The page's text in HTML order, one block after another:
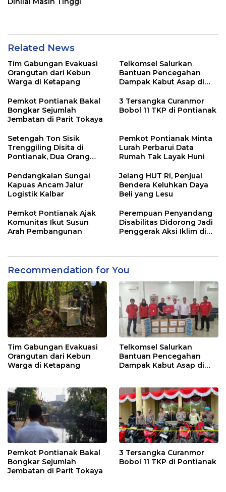
Related News
Tim Gabungan Evakuasi
Orangutan dari Kebun
Warga di Ketapang
Telkomsel Salurkan
Bantuan Pencegahan
Dampak Kabut Asap di
Pemkot Pontianak Bakal
Bongkar Sejumlah
Jembatan di Parit Tokaya
3 Tersangka Curanmor
Bobol 11 TKP di Pontianak
Setengah Ton Sisik
Trenggiling Disita di
Pontianak, Dua Orang
Pemkot Pontianak Minta
Lurah Perbarui Data
Rumah Tak Layak Huni
Pendangkalan Sungai
Kapuas Ancam Jalur
Logistik Kalbar
Jelang HUT RI, Penjual
Bendera Keluhkan Daya
Beli yang Lesu
Pemkot Pontianak Ajak
Komunitas Ikut Susun
Arah Pembangunan
Perempuan Penyandang
Disabilitas Didorong Jadi
Penggerak Aksi Iklim di
Recommendation for You
Tim Gabungan Evakuasi
Orangutan dari Kebun
Warga di Ketapang
Telkomsel Salurkan
Bantuan Pencegahan
Dampak Kabut Asap di
Pemkot Pontianak Bakal
Bongkar Sejumlah
Jembatan di Parit Tokaya
3 Tersangka Curanmor
Bobol 11 TKP di Pontianak